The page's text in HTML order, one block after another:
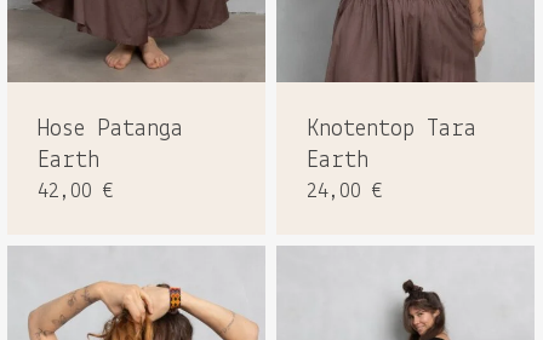
Hose Patanga
Earth
42,00 €
Knotentop Tara
Earth
24,00 €